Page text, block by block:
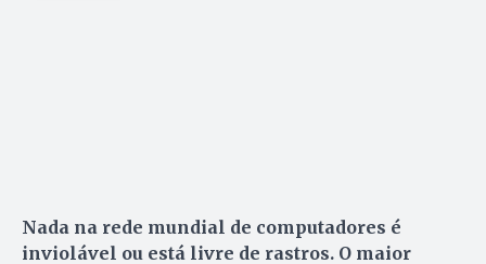
Nada na rede mundial de computadores é
inviolável ou está livre de rastros. O maior